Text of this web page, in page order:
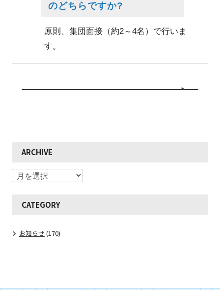
のどちらですか?
原則、集団面接（約2～4名）で行いま
す。
ARCHIVE
CATEGORY
お知らせ (170)